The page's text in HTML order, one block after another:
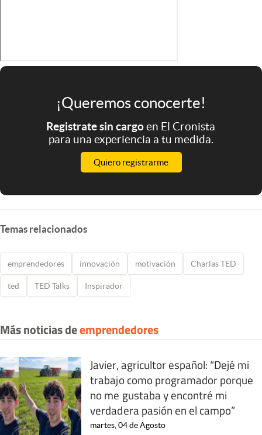
¡Queremos conocerte!
Registrate sin cargoen El Cronista
para una experiencia a tu medida.
Quiero registrarme
Temas relacionados
emprendedores innovación motivación Charlas TED
ted TED Talks Inspirador
Más noticias deemprendedores
Javier, agricultor español: “Dejé mi
trabajo como programador porque
no me gustaba y encontré mi
verdadera pasión en el campo”
martes, 04 de Agosto